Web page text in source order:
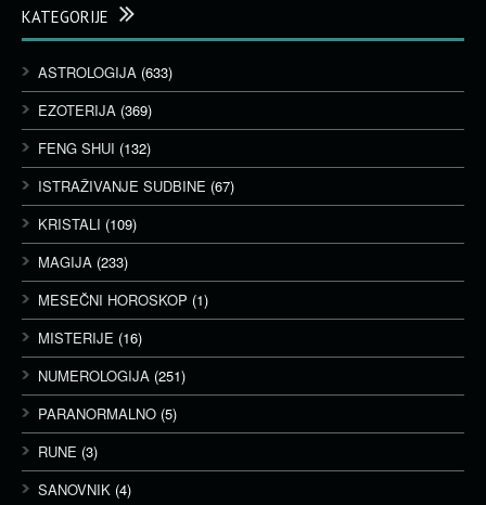
KATEGORIJE
ASTROLOGIJA (633)
EZOTERIJA (369)
FENG SHUI (132)
ISTRAŽIVANJE SUDBINE (67)
KRISTALI (109)
MAGIJA (233)
MESEČNI HOROSKOP (1)
MISTERIJE (16)
NUMEROLOGIJA (251)
PARANORMALNO (5)
RUNE (3)
SANOVNIK (4)